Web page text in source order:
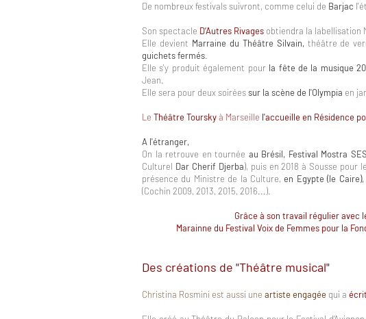
De nombreux festivals suivront, comme celui de Barjac
Son spectacle D’Autres Rivages obtiendra la labellisation
Elle devient Marraine du Théâtre Silvain,théâtre de
guichets fermés.
Elle s'y produit également pour la fête de la musique
Jean.
Elle sera pour deux soiréessur la scène de l'Olympia en
Le Théâtre Tourskyà Marseille l'accueille en Résidence
A l'étranger,
On la retrouve en tournée au Brésil, Festival Mostra
Culturel Dar Cherif Djerba), puis en 2018 à Sousse pour
présence du Ministre de la Culture,en Egypte (le
(Cochin 2009, 2013, 2015, 2016...).
Grâce à son travail régulieravec
Marainne du Festival Voix de Femmes pour la
Des créations de "Théâtre musical"
Christina Rosmini est aussi une artiste engagée qui a